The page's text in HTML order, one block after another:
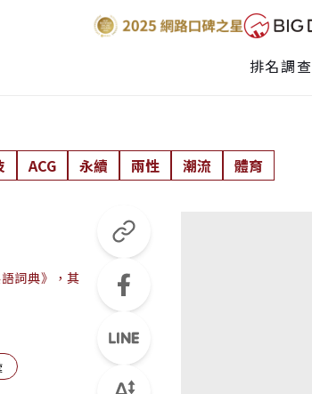
排名調查
ACG 永續 兩性 潮流 體育
詞典》，其